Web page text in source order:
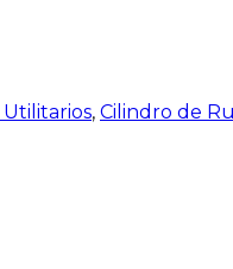
, Cilindro de